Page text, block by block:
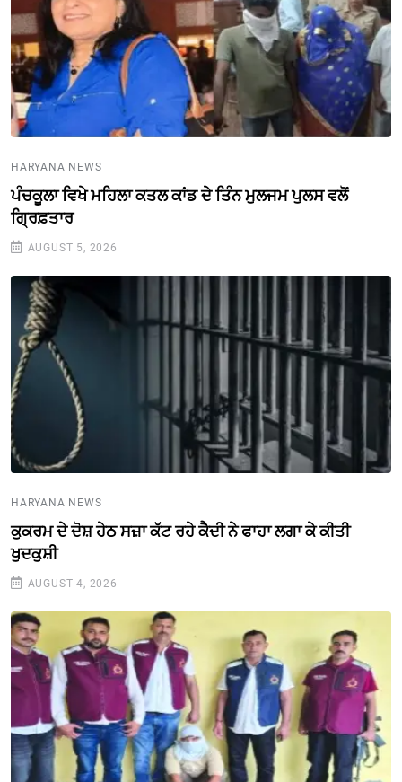
HARYANA NEWS
ਪੰਚਕੂਲਾ ਵਿਖੇ ਮਹਿਲਾ ਕਤਲ ਕਾਂਡ ਦੇ ਤਿੰਨ ਮੁਲਜਮ ਪੁਲਸ ਵਲੋਂ
ਗ੍ਰਿਫ਼ਤਾਰ
AUGUST 5, 2026
HARYANA NEWS
ਕੁਕਰਮ ਦੇ ਦੋਸ਼ ਹੇਠ ਸਜ਼ਾ ਕੱਟ ਰਹੇ ਕੈਦੀ ਨੇ ਫਾਹਾ ਲਗਾ ਕੇ ਕੀਤੀ
ਖੁਦਕੁਸ਼ੀ
AUGUST 4, 2026